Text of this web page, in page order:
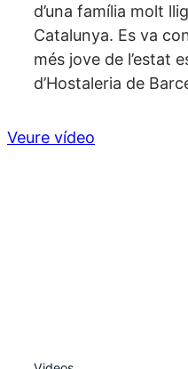
d’una família molt
Catalunya. Es va
més jove de l’estat
d’Hostaleria de
Veure vídeo